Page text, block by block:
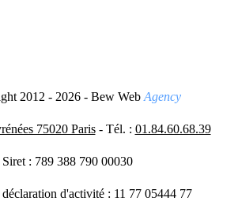
2012 - 2026 - Bew Web Agency
75020 Paris- Tél. : 01.84.60.68.39
Siret : 789 388 790 00030
d'activité : 11 77 05444 77